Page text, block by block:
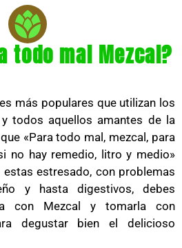
todo mal Mezcal?
más populares que utilizan los
todos aquellos amantes de la
«Para todo mal, mezcal, para
no hay remedio, litro y medio»
estresado, con problemas
y hasta digestivos, debes
con Mezcal y tomarla con
degustar bien el delicioso